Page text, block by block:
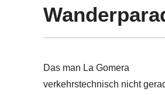
Das man La Gomera
verkehrstechnisch nicht